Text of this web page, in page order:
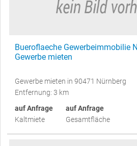
Bueroflaeche Gewerbeimmobilie
Gewerbe mieten
Gewerbe mieten in 90471 Nürnberg
Entfernung: 3 km
auf Anfrage
Kaltmiete
auf Anfrage
Gesamtfläche